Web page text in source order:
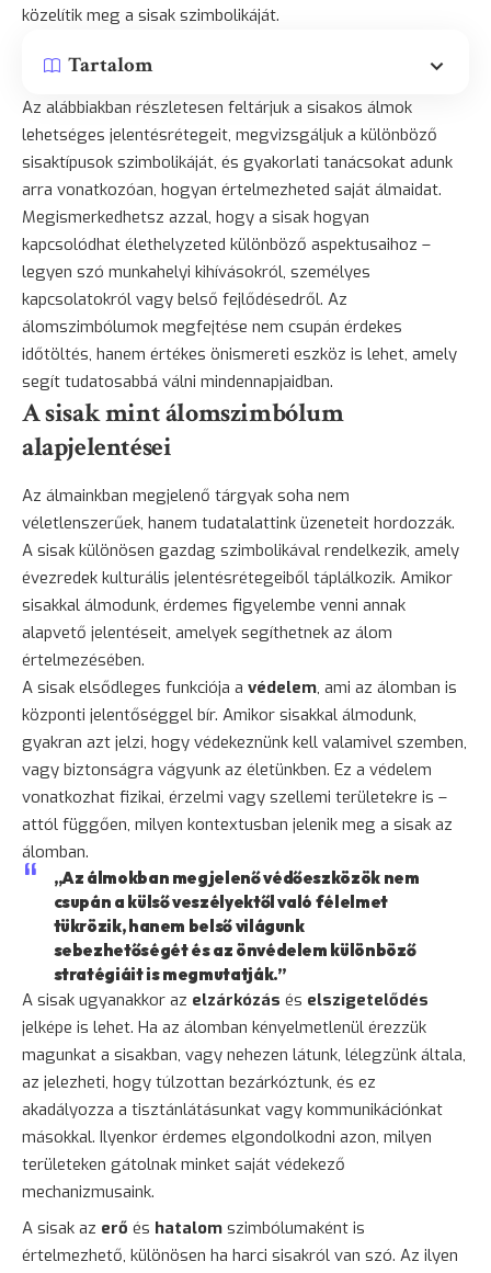
közelítik meg a sisak szimbolikáját.
Tartalom
Az alábbiakban részletesen feltárjuk a sisakos álmok
lehetséges jelentésrétegeit, megvizsgáljuk a különböző
sisaktípusok szimbolikáját, és gyakorlati tanácsokat adunk
arra vonatkozóan, hogyan értelmezheted saját álmaidat.
Megismerkedhetsz azzal, hogy a sisak hogyan
kapcsolódhat élethelyzeted különböző aspektusaihoz –
legyen szó munkahelyi kihívásokról, személyes
kapcsolatokról vagy belső fejlődésedről. Az
álomszimbólumok megfejtése nem csupán érdekes
időtöltés, hanem értékes önismereti eszköz is lehet, amely
segít tudatosabbá válni mindennapjaidban.
A sisak mint álomszimbólum
alapjelentései
Az álmainkban megjelenő tárgyak soha nem
véletlenszerűek, hanem tudatalattink üzeneteit hordozzák.
A sisak különösen gazdag szimbolikával rendelkezik, amely
évezredek kulturális jelentésrétegeiből táplálkozik. Amikor
sisakkal álmodunk, érdemes figyelembe venni annak
alapvető jelentéseit, amelyek segíthetnek az álom
értelmezésében.
A sisak elsődleges funkciója a védelem, ami az álomban is
központi jelentőséggel bír. Amikor sisakkal álmodunk,
gyakran azt jelzi, hogy védekeznünk kell valamivel szemben,
vagy biztonságra vágyunk az életünkben. Ez a védelem
vonatkozhat fizikai, érzelmi vagy szellemi területekre is –
attól függően, milyen kontextusban jelenik meg a sisak az
álomban.
„Az álmokban megjelenő védőeszközök nem
csupán a külső veszélyektől való félelmet
tükrözik, hanem belső világunk
sebezhetőségét és az önvédelem különböző
stratégiáit is megmutatják.”
A sisak ugyanakkor az elzárkózás és elszigetelődés
jelképe is lehet. Ha az álomban kényelmetlenül érezzük
magunkat a sisakban, vagy nehezen látunk, lélegzünk általa,
az jelezheti, hogy túlzottan bezárkóztunk, és ez
akadályozza a tisztánlátásunkat vagy kommunikációnkat
másokkal. Ilyenkor érdemes elgondolkodni azon, milyen
területeken gátolnak minket saját védekező
mechanizmusaink.
A sisak az erő és hatalom szimbólumaként is
értelmezhető, különösen ha harci sisakról van szó. Az ilyen